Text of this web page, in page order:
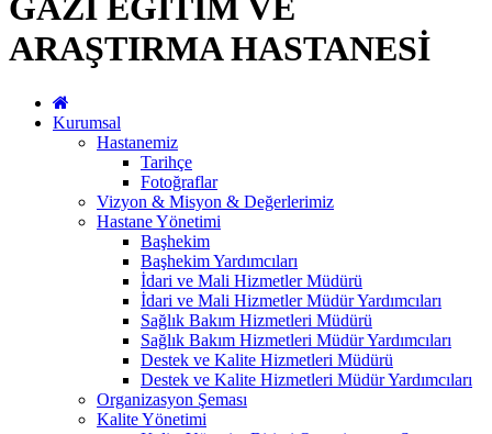
GAZİ EĞİTİM VE
ARAŞTIRMA HASTANESİ
Kurumsal
Hastanemiz
Tarihçe
Fotoğraflar
Vizyon & Misyon & Değerlerimiz
Hastane Yönetimi
Başhekim
Başhekim Yardımcıları
İdari ve Mali Hizmetler Müdürü
İdari ve Mali Hizmetler Müdür Yardımcıları
Sağlık Bakım Hizmetleri Müdürü
Sağlık Bakım Hizmetleri Müdür Yardımcıları
Destek ve Kalite Hizmetleri Müdürü
Destek ve Kalite Hizmetleri Müdür Yardımcıları
Organizasyon Şeması
Kalite Yönetimi